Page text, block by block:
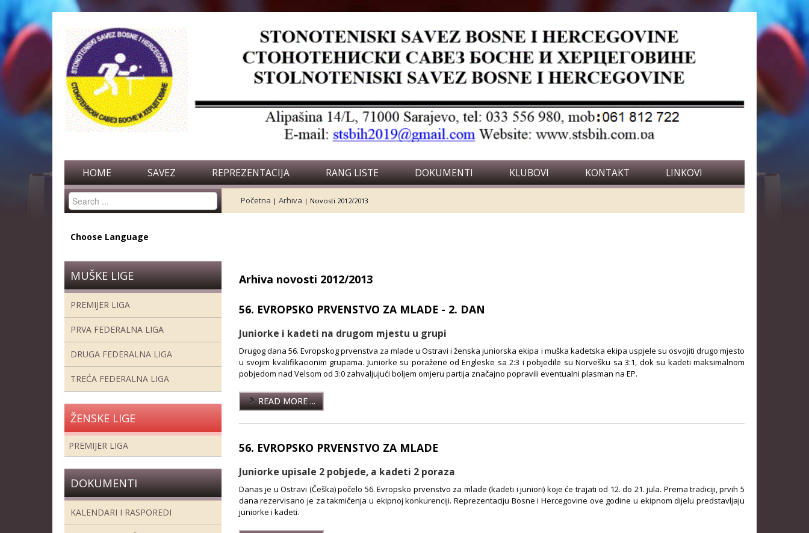
HOME SAVEZ REPREZENTACIJA RANG LISTE DOKUMENTI KLUBOVI KONTAKT LINKOVI
Search
...
Choose Language
Početna | Arhiva | Novosti 2012/2013
MUŠKE LIGE
PREMIJER LIGA
PRVA FEDERALNA LIGA
DRUGA FEDERALNA LIGA
TREĆA FEDERALNA LIGA
ŽENSKE LIGE
PREMIJER LIGA
DOKUMENTI
KALENDARI I RASPOREDI
Arhiva novosti 2012/2013
56. EVROPSKO PRVENSTVO ZA MLADE - 2. DAN
Juniorke i kadeti na drugom mjestu u grupi
Drugog dana 56. Evropskog prvenstva za mlade u Ostravi i ženska juniorska ekipa i muška kadetska ekipa uspjele su osvojiti drugo mjesto
u svojim kvalifikacionim grupama. Juniorke su poražene od Engleske sa 2:3 i pobjedile su Norvešku sa 3:1, dok su kadeti maksimalnom
pobjedom nad Velsom od 3:0 zahvaljujući boljem omjeru partija značajno popravili eventualni plasman na EP.
READ MORE ...
56. EVROPSKO PRVENSTVO ZA MLADE
Juniorke upisale 2 pobjede, a kadeti 2 poraza
Danas je u Ostravi (Češka) počelo 56. Evropsko prvenstvo za mlade (kadeti i juniori) koje će trajati od 12. do 21. jula. Prema tradiciji, prvih 5
dana rezervisano je za takmičenja u ekipnoj konkurenciji. Reprezentaciju Bosne i Hercegovine ove godine u ekipnom dijelu predstavljaju
juniorke i kadeti.